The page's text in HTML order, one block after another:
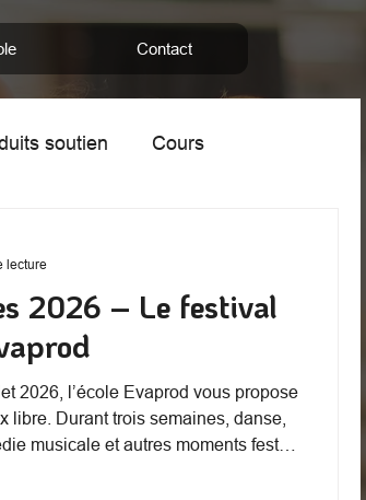
Contact
soutien Cours
2026 – Le festival
2026, l’école Evaprod vous propose
libre. Durant trois semaines, danse,
musicale et autres moments festifs
lecture